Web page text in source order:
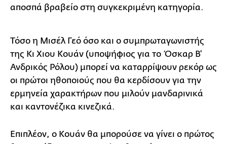
αποσπά βραβείο στη συγκεκριμένη κατηγορία.
Τόσο η Μισέλ Γεό όσο και ο συμπρωταγωνιστής
της Κι Χιου Κουάν (υποψήφιος για το Όσκαρ Β'
Ανδρικός Ρόλου) μπορεί να καταρρίψουν ρεκόρ ως
οι πρώτοι ηθοποιούς που θα κερδίσουν για την
ερμηνεία χαρακτήρων που μιλούν μανδαρινικά
και καντονέζικα κινεζικά.
Επιπλέον, ο Κουάν θα μπορούσε να γίνει ο πρώτος